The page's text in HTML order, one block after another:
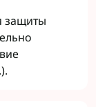
защиты